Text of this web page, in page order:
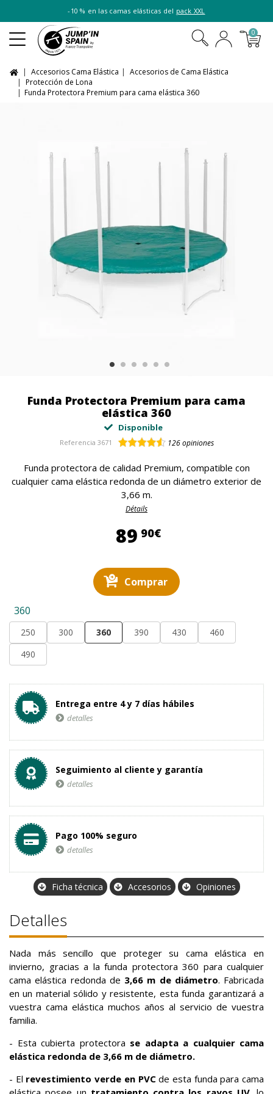
-10 % en las camas elásticas del pack XXL
0
Accesorios Cama Elástica
Accesorios de Cama Elástica
Protección de Lona
Funda Protectora Premium para cama elástica 360
Funda Protectora Premium para cama
elástica 360
Disponible
Referencia 3671 126opiniones
Funda protectora de calidad Premium, compatible con
cualquier cama elástica redonda de un diámetro exterior de
3,66 m.
Détails
89 90€89,90 €
Comprar
360
250 300 360 390 430
460
490
Entrega entre 4 y 7 días hábiles
detalles
Seguimiento al cliente y garantía
detalles
Pago 100% seguro
detalles
Ficha técnica Accesorios Opiniones
Detalles
Nada más sencillo que proteger su cama elástica en
invierno, gracias a la funda protectora 360 para cualquier
cama elástica redonda de 3,66 m de diámetro. Fabricada
en un material sólido y resistente, esta funda garantizará a
vuestra cama elástica muchos años al servicio de vuestra
familia.
- Esta cubierta protectora se adapta a cualquier cama
elástica redonda de 3,66 m de diámetro.
- El revestimiento verde en PVCde esta funda para cama